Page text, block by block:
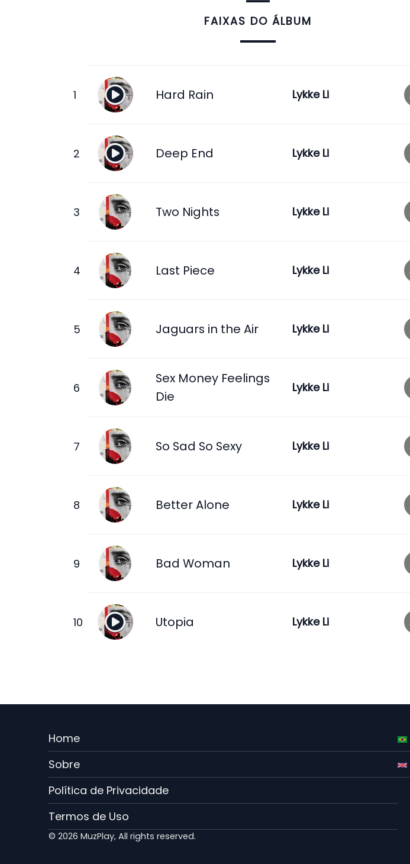
FAIXAS DO ÁLBUM
Hard Rain Lykke Li
Deep End Lykke Li
Two Nights Lykke Li
Last Piece Lykke Li
Jaguars in the Air Lykke Li
Sex Money Feelings
Die
Lykke Li
So Sad So Sexy Lykke Li
Better Alone Lykke Li
Bad Woman Lykke Li
Utopia Lykke Li
Menu
Rodape
PT
Home
Sobre
Política de Privacidade
Termos de Uso
© 2026 MuzPlay, All rights reserved.